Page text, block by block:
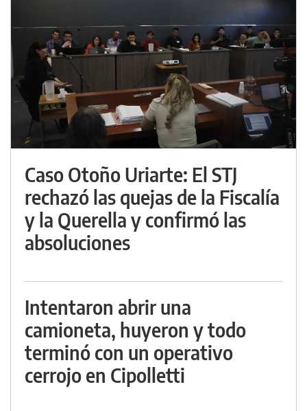
Caso Otoño Uriarte: El STJ
rechazó las quejas de la Fiscalía
y la Querella y confirmó las
absoluciones
Intentaron abrir una
camioneta, huyeron y todo
terminó con un operativo
cerrojo en Cipolletti